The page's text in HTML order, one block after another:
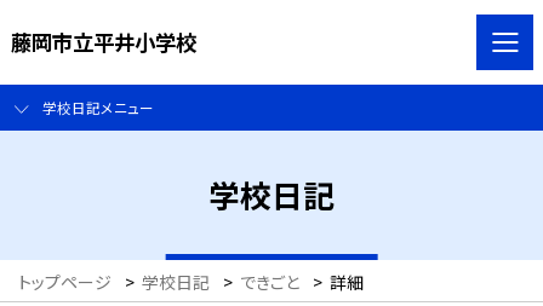
藤岡市立平井小学校
学校日記メニュー
学校日記
トップページ > 学校日記 > できごと > 詳細